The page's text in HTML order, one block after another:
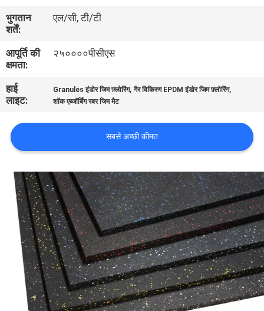
एक
उद्धरण
का
अनुरोध
करें
साइटमैप
PRIVACY
POLICY
भुगतान
शर्तें:
एल/सी, टी/टी
आपूर्ति की
क्षमता:
२५००००पीसीएस
हाई
लाइट:
Granules इंडोर जिम फ़्लोरिंग,गैर विकिरण EPDM इंडोर जिम फ़्लोरिंग,
शॉक एब्जॉर्बिंग रबर जिम मैट
सबसे अच्छी कीमत